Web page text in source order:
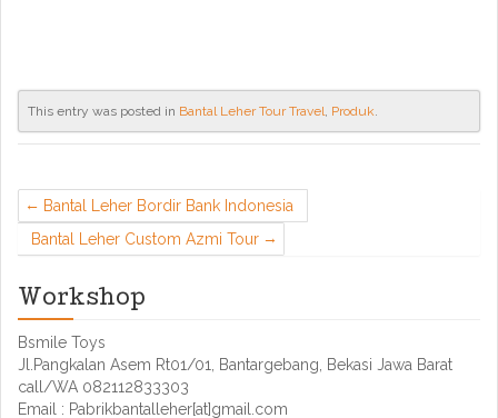
This entry was posted in Bantal Leher Tour Travel, Produk.
Bantal Leher Bordir Bank Indonesia
Bantal Leher Custom Azmi Tour
Workshop
Bsmile Toys
Jl.Pangkalan Asem Rt01/01, Bantargebang, Bekasi Jawa Barat
call/WA 082112833303
Email : Pabrikbantalleher[at]gmail.com